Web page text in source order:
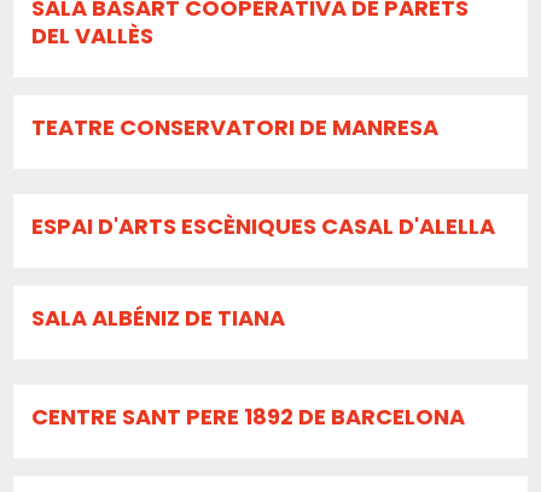
SALA BASART COOPERATIVA DE PARETS
DEL VALLÈS
TEATRE CONSERVATORI DE MANRESA
ESPAI D'ARTS ESCÈNIQUES CASAL D'ALELLA
SALA ALBÉNIZ DE TIANA
CENTRE SANT PERE 1892 DE BARCELONA